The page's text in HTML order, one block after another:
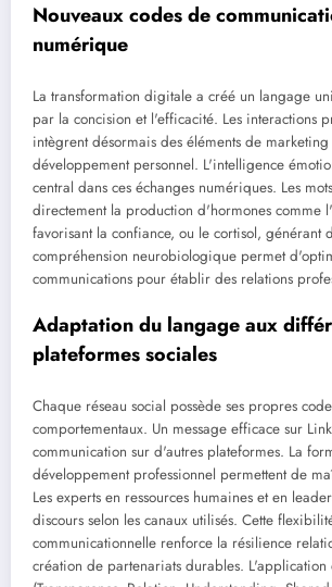
Nouveaux codes de
numérique
La transformation digitale a créé un langage
par la concision et l'efficacité. Les interactions
intègrent désormais des éléments de
développement personnel. L'intelligence
central dans ces échanges numériques. Les
directement la production d'hormones comme
favorisant la confiance, ou le cortisol, générant
compréhension neurobiologique permet
communications pour établir des relations
Adaptation du langage aux
plateformes sociales
Chaque réseau social possède ses propres
comportementaux. Un message efficace sur
communication sur d'autres plateformes. La
développement professionnel permettent de
Les experts en ressources humaines et en
discours selon les canaux utilisés. Cette
communicationnelle renforce la résilience
création de partenariats durables. L'application